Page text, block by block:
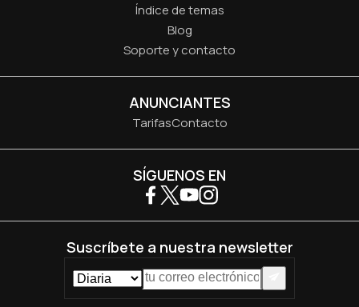
Índice de temas
Blog
Soporte y contacto
ANUNCIANTES
TarifasContacto
SÍGUENOS EN
Suscríbete a nuestra newsletter